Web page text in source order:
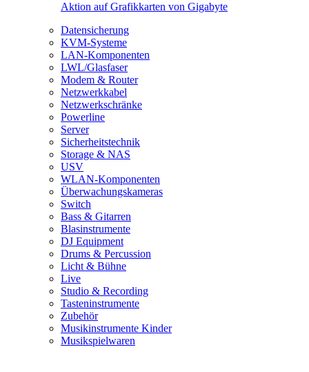
Aktion auf Grafikkarten von Gigabyte
Datensicherung
KVM-Systeme
LAN-Komponenten
LWL/Glasfaser
Modem & Router
Netzwerkkabel
Netzwerkschränke
Powerline
Server
Sicherheitstechnik
Storage & NAS
USV
WLAN-Komponenten
Überwachungskameras
Switch
Bass & Gitarren
Blasinstrumente
DJ Equipment
Drums & Percussion
Licht & Bühne
Live
Studio & Recording
Tasteninstrumente
Zubehör
Musikinstrumente Kinder
Musikspielwaren